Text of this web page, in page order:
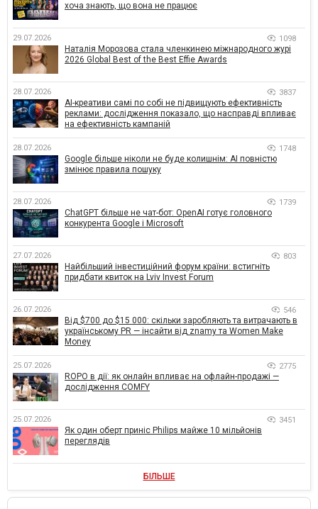
хоча знають, що вона не працює
29.07.2026 1098
Наталія Морозова стала членкинею міжнародного журі
2026 Global Best of the Best Effie Awards
28.07.2026 3837
AI-креативи самі по собі не підвищують ефективність
реклами: дослідження показало, що насправді впливає
на ефективність кампаній
28.07.2026 1748
Google більше ніколи не буде колишнім: AI повністю
змінює правила пошуку
28.07.2026 1739
ChatGPT більше не чат-бот: OpenAI готує головного
конкурента Google і Microsoft
27.07.2026 803
Найбільший інвестиційний форум країни: встигніть
придбати квиток на Lviv Invest Forum
26.07.2026 546
Від $700 до $15 000: скільки заробляють та витрачають в
українському PR — інсайти від znamy та Women Make
Money
25.07.2026 2775
ROPO в дії: як онлайн впливає на офлайн-продажі —
дослідження COMFY
25.07.2026 3451
Як один оберт приніс Philips майже 10 мільйонів
переглядів
БІЛЬШЕ